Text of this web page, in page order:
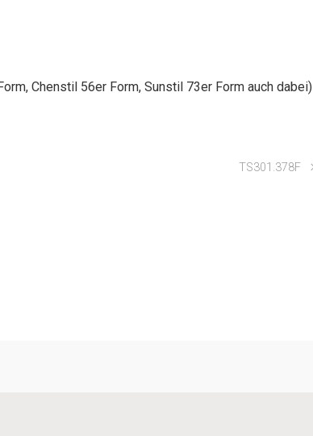
Chenstil 56er Form, Sunstil 73er Form auch dabei)
TS301.378F